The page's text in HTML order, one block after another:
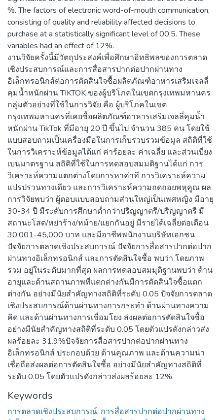
%. The factors of electronic word-of-mouth communication,
consisting of quality and reliability affected decisions to
purchase at a statistically significant level of 00.5. These
variables had an effect of 12%.
งานวิจัยครั้งนี้มีวัตถุประสงค์เพื่อศึกษาอิทธิพลของการตลาด
เชิงประสบการณ์และการสื่อสารปากต่อปากผ่านทาง
อิเล็กทรอนิกส์ต่อการตัดสินใจซื้อผลิตภัณฑ์อาหารเสริมเจลลี่
คุมน้ำหนักผ่าน TIKTOK ของผู้บริโภคในเขตกรุงเทพมหานคร
กลุ่มตัวอย่างที่ใช้ในการวิจัย คือ ผู้บริโภคในเขต
กรุงเทพมหานครที่เคยซื้อผลิตภัณฑ์อาหารเสริมเจลลี่คุมน้ำ
หนักผ่าน TikTok ที่มีอายุ 20 ปี ขึ้นไป จำนวน 385 คน โดยใช้
แบบสอบถามเป็นเครื่องมือในการเก็บรวบรวมข้อมูล สถิติที่ใช้
ในการวิเคราะห์ข้อมูลได้แก่ ค่าร้อยละ ค่าเฉลี่ย และส่วนเบี่ยง
เบนมาตรฐาน สถิติที่ใช้ในการทดสอบสมมติฐานได้แก่ การ
วิเคราะห์ความแตกต่างโดยการหาค่าที การวิเคราะห์ความ
แปรปรวนทางเดียว และการวิเคราะห์ความถดถอยพหุคูณ ผล
การวิจัยพบว่า ผู้ตอบแบบสอบถามส่วนใหญ่เป็นเพศหญิง มีอายุ
30-34 ปี มีระดับการศึกษาต่ำกว่าปริญญาตรี/ปริญญาตรี มี
สถานะโสด/หย่าร้าง/หม้าย/แยกกันอยู่ มีรายได้เฉลี่ยต่อเดือน
30,001-45,000 บาท และมีอาชีพพนักงานบริษัทเอกชน
ปัจจัยการตลาดเชิงประสบการณ์ ปัจจัยการสื่อสารปากต่อปาก
ผ่านทางอิเล็กทรอนิกส์ และการตัดสินใจซื้อ พบว่า โดยภาพ
รวม อยู่ในระดับมากที่สุด ผลการทดสอบสมมุติฐานพบว่า ด้าน
อายุและด้านสถานภาพที่แตกต่างกันมีการตัดสินใจซื้อแตก
ต่างกัน อย่างมีนัยสำคัญทางสถิติที่ระดับ 0.05 ปัจจัยการตลาด
เชิงประสบการณ์ด้านผ่านทางการกระทำ ด้านผ่านทางความ
คิด และด้านผ่านทางการเชื่อมโยง ส่งผลต่อการตัดสินใจซื้อ
อย่างมีนัยสำคัญทางสถิติที่ระดับ 0.05 โดยตัวแปรดังกล่าวส่ง
ผลร้อยละ 31.9%ปัจจัยการสื่อสารปากต่อปากผ่านทาง
อิเล็กทรอนิกส์ ประกอบด้วย ด้านคุณภาพ และด้านความน่า
เชื่อถือส่งผลต่อการตัดสินใจซื้อ อย่างมีนัยสำคัญทางสถิติที่
ระดับ 0.05 โดยตัวแปรดังกล่าวส่งผลร้อยละ 12%
Keywords
การตลาดเชิงประสบการณ์, การสื่อสารปากต่อปากผ่านทาง